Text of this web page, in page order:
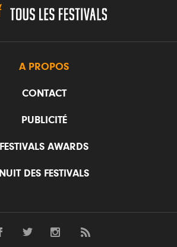
A PROPOS
CONTACT
PUBLICITÉ
FESTIVALS AWARDS
NUIT DES FESTIVALS